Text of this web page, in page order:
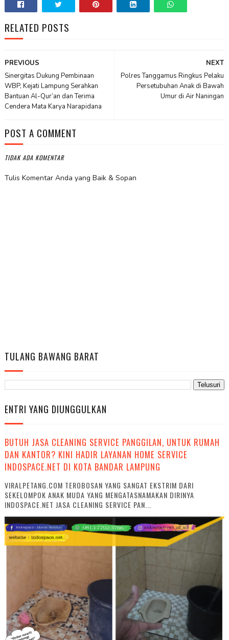
RELATED POSTS
NEXT
Polres Tanggamus Ringkus Pelaku
Persetubuhan Anak di Bawah
Umur di Air Naningan
PREVIOUS
Sinergitas Dukung Pembinaan
WBP, Kejati Lampung Serahkan
Bantuan Al-Qur’an dan Terima
Cendera Mata Karya Narapidana
POST A COMMENT
TIDAK ADA KOMENTAR
Tulis Komentar Anda yang Baik & Sopan
TULANG BAWANG BARAT
ENTRI YANG DIUNGGULKAN
BUTUH JASA CLEANING SERVICE PANGGILAN, UNTUK RUMAH
DAN KANTOR? KINI HADIR LAYANAN HOME SERVICE
INDOSPACE.NET DI KOTA BANDAR LAMPUNG
VIRALPETANG.COM TEROBOSAN YANG SANGAT EKSTRIM DARI
SEKELOMPOK ANAK MUDA YANG MENGATASNAMAKAN DIRINYA
INDOSPACE.NET JASA CLEANING SERVICE PAN...